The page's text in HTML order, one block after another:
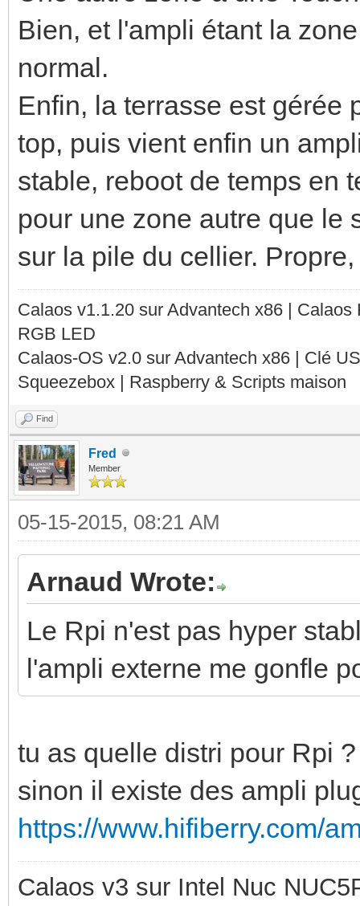
Bien, et l'ampli étant la
normal.
Enfin, la terrasse est gérée
top, puis vient enfin un
stable, reboot de temps en
pour une zone autre que le
sur la pile du cellier.
Calaos v1.1.20 sur Advantech x86 |
RGB LED
Calaos-OS v2.0 sur Advantech x86 | Clé
Squeezebox | Raspberry & Scripts maison
Find
Fred
Member
05-15-2015, 08:21 AM
Arnaud Wrote:
Le Rpi n'est pas hyper
l'ampli externe me gonfle
tu as quelle distri pour Rpi ?
sinon il existe des ampli
https://www.hifiberry.com/
Calaos v3 sur Intel Nuc